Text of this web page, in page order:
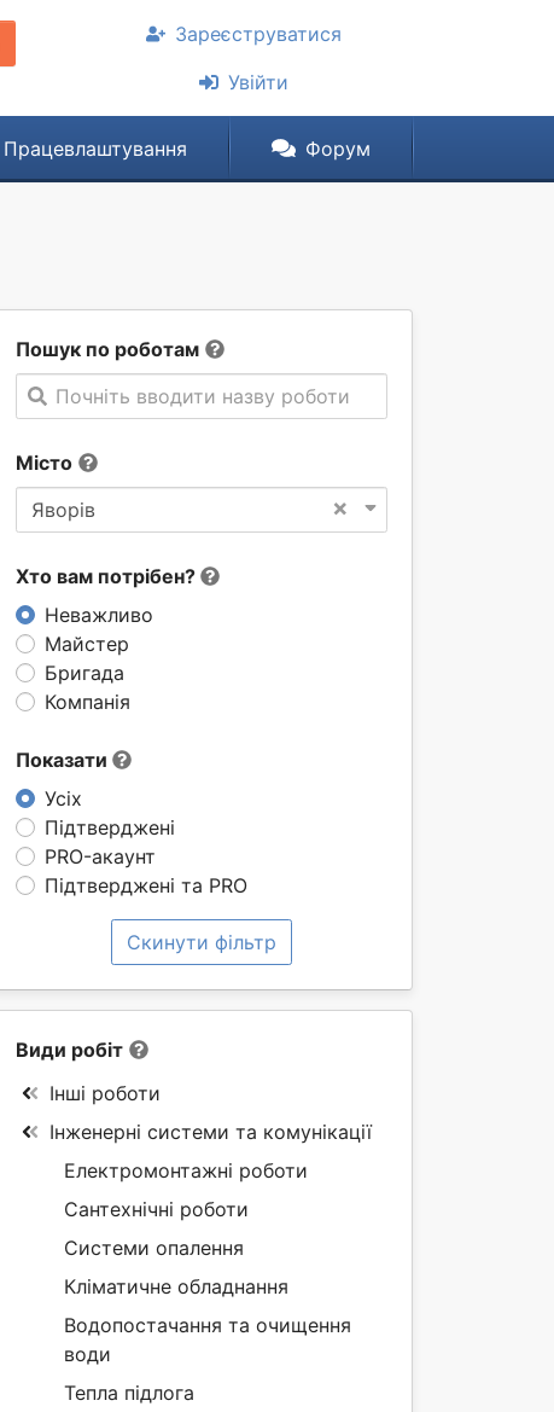
Зареєструватися
Увійти
Працевлаштування Форум
Пошук по роботам
Почніть вводити назву роботи
Місто
×
Яворів
Хто вам потрібен?
Неважливо
Майстер
Бригада
Компанія
Показати
Усіх
Підтверджені
PRO-акаунт
Підтверджені та PRO
Скинути фільтр
Види робіт
Інші роботи
Інженерні системи та комунікації
Електромонтажні роботи
Сантехнічні роботи
Системи опалення
Кліматичне обладнання
Водопостачання та очищення
води
Тепла підлога